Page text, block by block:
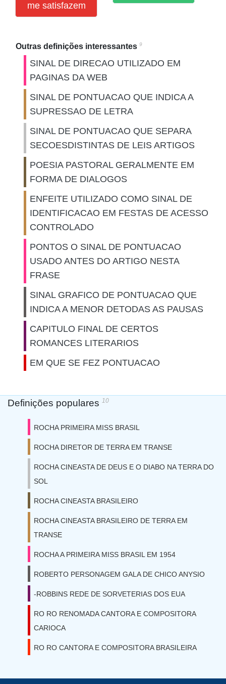
me satisfazem
Outras definições interessantes 9
SINAL DE DIRECAO UTILIZADO EM
PAGINAS DA WEB
SINAL DE PONTUACAO QUE INDICA A
SUPRESSAO DE LETRA
SINAL DE PONTUACAO QUE SEPARA
SECOESDISTINTAS DE LEIS ARTIGOS
POESIA PASTORAL GERALMENTE EM
FORMA DE DIALOGOS
ENFEITE UTILIZADO COMO SINAL DE
IDENTIFICACAO EM FESTAS DE ACESSO
CONTROLADO
PONTOS O SINAL DE PONTUACAO
USADO ANTES DO ARTIGO NESTA
FRASE
SINAL GRAFICO DE PONTUACAO QUE
INDICA A MENOR DETODAS AS PAUSAS
CAPITULO FINAL DE CERTOS
ROMANCES LITERARIOS
EM QUE SE FEZ PONTUACAO
Definições populares 10
ROCHA PRIMEIRA MISS BRASIL
ROCHA DIRETOR DE TERRA EM TRANSE
ROCHA CINEASTA DE DEUS E O DIABO NA TERRA DO
SOL
ROCHA CINEASTA BRASILEIRO
ROCHA CINEASTA BRASILEIRO DE TERRA EM
TRANSE
ROCHA A PRIMEIRA MISS BRASIL EM 1954
ROBERTO PERSONAGEM GALA DE CHICO ANYSIO
-ROBBINS REDE DE SORVETERIAS DOS EUA
RO RO RENOMADA CANTORA E COMPOSITORA
CARIOCA
RO RO CANTORA E COMPOSITORA BRASILEIRA